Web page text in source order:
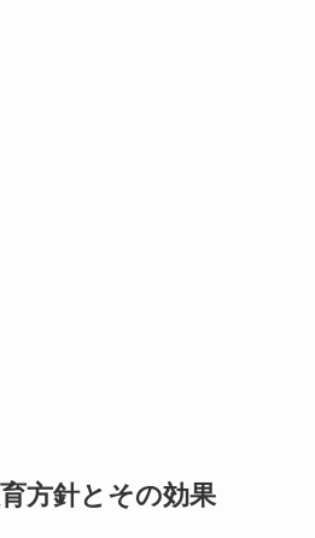
方針とその効果